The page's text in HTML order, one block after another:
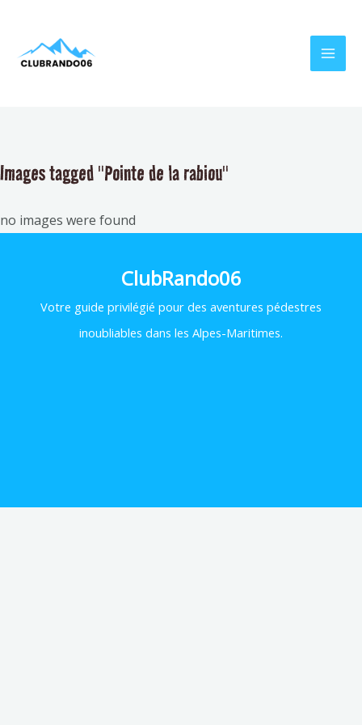
contenu
Images tagged "Pointe de la rabiou"
no images were found
ClubRando06
Votre guide privilégié pour des aventures pédestres
inoubliables dans les Alpes-Maritimes.